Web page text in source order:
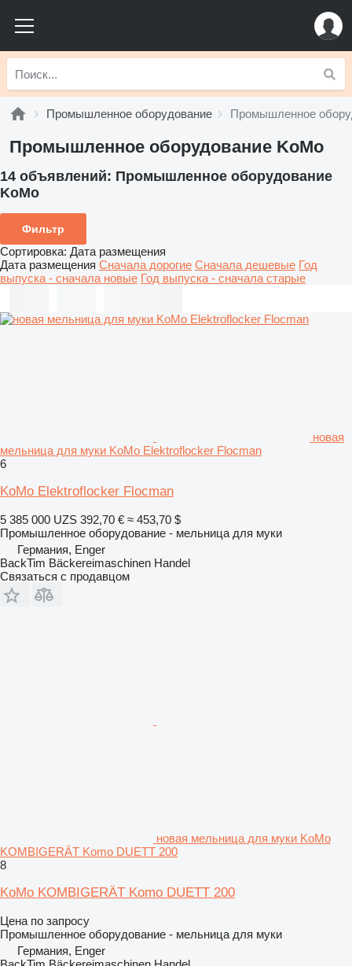
Промышленное оборудование Промышленное
Промышленное оборудование KoMo
14 объявлений: Промышленное оборудование
KoMo
Фильтр
Сортировка: Дата размещения
Дата размещения Сначала дорогие Сначала дешевые Год
выпуска - сначала новые Год выпуска - сначала старые
новая
мельница для муки KoMo Elektroflocker Flocman
6
KoMo Elektroflocker Flocman
5 385 000 UZS 392,70 € ≈ 453,70 $
Промышленное оборудование - мельница для муки
Германия, Enger
BackTim Bäckereimaschinen Handel
Связаться с продавцом
новая мельница для муки KoMo
KOMBIGERÄT Komo DUETT 200
8
KoMo KOMBIGERÄT Komo DUETT 200
Цена по запросу
Промышленное оборудование - мельница для муки
Германия, Enger